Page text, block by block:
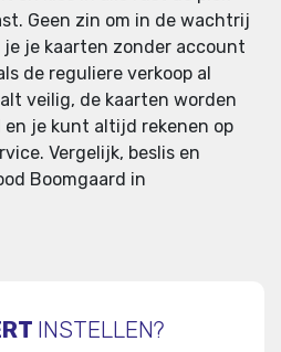
Geen zin om in de wachtrij
je kaarten zonder account
de reguliere verkoop al
veilig, de kaarten worden
en je kunt altijd rekenen op
Vergelijk, beslis en
Boomgaard in
INSTELLEN?